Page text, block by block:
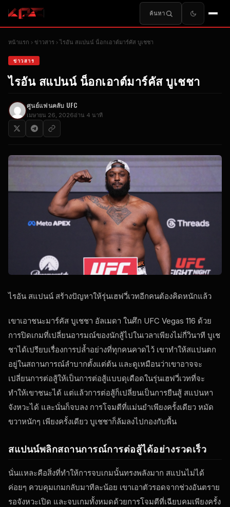
ค้นหา
หน้าแรก ข่าวสาร ไรอัน สแปนน์ น็อกเอาต์มาร์คัส บูเชชา
ข่าวสาร
ไรอัน สแปนน์ น็อกเอาต์มาร์คัส บูเชชา
ศูนย์แฟนคลับ UFC
เมษายน 26, 2026อ่าน 4 นาที
ไรอัน สแปนน์ สร้างปัญหาให้รุ่นเฮฟวี่เวทอีกคนต้องคิดหนักแล้ว
เขาเอาชนะมาร์คัส บูเชชา อัลเมดา ในศึก UFC Vegas 116 ด้วย
การปิดเกมที่เปลี่ยนอารมณ์ของนักสู้ไปในเวลาเพียงไม่กี่วินาที บูเช
ชาได้เปรียบเรื่องการปล้ำอย่างที่ทุกคนคาดไว้ เขาทำให้สแปนตก
อยู่ในสถานการณ์ลำบากตั้งแต่ต้น และดูเหมือนว่าเขาอาจจะ
เปลี่ยนการต่อสู้ให้เป็นการต่อสู้แบบดุเดือดในรุ่นเฮฟวี่เวทที่จะ
ทำให้เขาชนะได้ แต่แล้วการต่อสู้ก็เปลี่ยนเป็นการยืนสู้ สแปนหา
จังหวะได้ และนั่นก็จบลง การโจมตีที่แม่นยำเพียงครั้งเดียว หมัด
ขวาหนักๆ เพียงครั้งเดียว บูเชชาก็ล้มลงไปกองกับพื้น
สแปนน์พลิกสถานการณ์การต่อสู้ได้อย่างรวดเร็ว
นั่นแหละคือสิ่งที่ทำให้การจบเกมนั้นทรงพลังมาก สแปนไม่ได้
ค่อยๆ ควบคุมเกมกลับมาทีละน้อย เขาเอาตัวรอดจากช่วงอันตราย
รอจังหวะเปิด และจบเกมทั้งหมดด้วยการโจมตีที่เฉียบคมเพียงครั้ง